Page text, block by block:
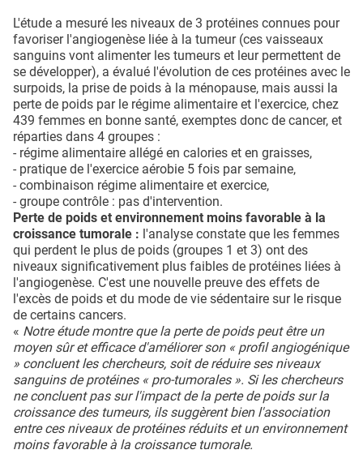
L'étude a mesuré les niveaux de 3 protéines connues pour
favoriser l'angiogenèse liée à la tumeur (ces vaisseaux
sanguins vont alimenter les tumeurs et leur permettent de
se développer), a évalué l'évolution de ces protéines avec le
surpoids, la prise de poids à la ménopause, mais aussi la
perte de poids par le régime alimentaire et l'exercice, chez
439 femmes en bonne santé, exemptes donc de cancer, et
réparties dans 4 groupes :
- régime alimentaire allégé en calories et en graisses,
- pratique de l'exercice aérobie 5 fois par semaine,
- combinaison régime alimentaire et exercice,
- groupe contrôle : pas d'intervention.
Perte de poids et environnement moins favorable à la
croissance tumorale : l'analyse constate que les femmes
qui perdent le plus de poids (groupes 1 et 3) ont des
niveaux significativement plus faibles de protéines liées à
l'angiogenèse. C'est une nouvelle preuve des effets de
l'excès de poids et du mode de vie sédentaire sur le risque
de certains cancers.
« Notre étude montre que la perte de poids peut être un
moyen sûr et efficace d'améliorer son « profil angiogénique
» concluent les chercheurs, soit de réduire ses niveaux
sanguins de protéines « pro-tumorales ». Si les chercheurs
ne concluent pas sur l'impact de la perte de poids sur la
croissance des tumeurs, ils suggèrent bien l'association
entre ces niveaux de protéines réduits et un environnement
moins favorable à la croissance tumorale.